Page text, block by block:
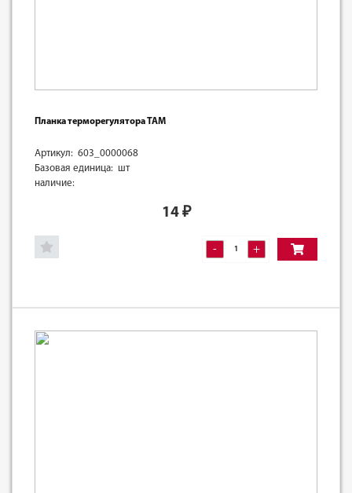
Планка терморегулятора ТАМ
Артикул: 603_0000068
Базовая единица: шт
наличие:
14₽
- +